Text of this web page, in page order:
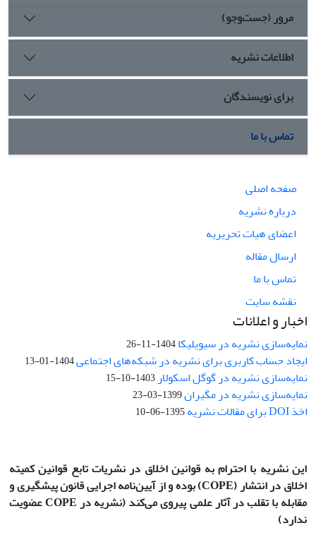
مرور (جست‌وجو)
اطلاعات نشریه
برای نویسندگان
تماس با ما
صفحه اصلی
درباره نشریه
اعضای هیات تحریریه
ارسال مقاله
تماس با ما
نقشه سایت
اخبار و اعلانات
نمایه‌سازی نشریه در سیویلیکا1404-11-26
ایجاد حساب کاربری برای نشریه در شبکه‌های اجتماعی1404-01-13
نمایه‌سازی نشریه در گوگل اسکولار 1403-10-15
نمایه‌سازی نشریه در مگیران1399-03-23
اخذ DOI برای مقالات نشریه 1395-06-10
این نشریه با احترام به قوانین اخلاق در نشریات تابع قوانین کمیته
اخلاق در انتشار(COPE)بوده و از آیین‌نامه اجرایی قانون پیشگیری و
مقابله با تقلب در آثار علمی پیروی می‌کند (نشریه در COPE عضویت
ندارد)